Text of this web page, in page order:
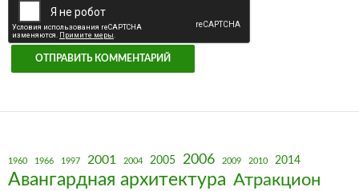
1960 1966 1997 2001 2004 2005 2006 2009 2010 2014
Авангардная архитектура Атракцион